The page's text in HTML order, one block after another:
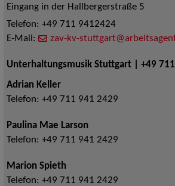
Eingang in der Hallbergerstraße 5
Telefon: +49 711 9412424
E-Mail:
zav-kv-
Unterhaltungsmusik Stuttgart | +49
Adrian Keller
Telefon: +49 711 941 2429
Paulina Mae Larson
Telefon: +49 711 941 2429
Marion Spieth
Telefon: +49 711 941 2429